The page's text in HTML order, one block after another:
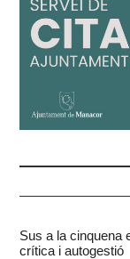
Sus a la cinquena
crítica i autogestió